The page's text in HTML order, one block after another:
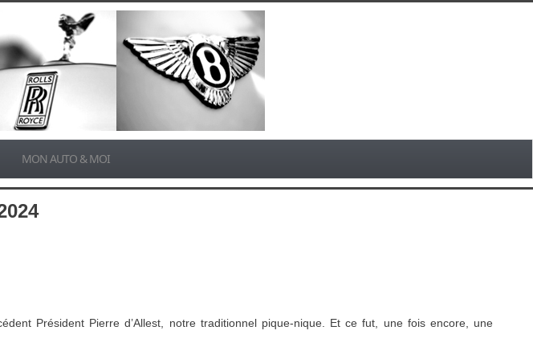
MON AUTO & MOI
Président Pierre d’Allest, notre traditionnel pique-nique. Et ce fut, une fois encore, une